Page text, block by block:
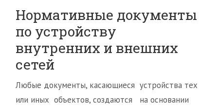
Нормативные документы
по устройству
внутренних и внешних
сетей
Любые документы, касающиеся устройства тех
или иных объектов, создаются на основании